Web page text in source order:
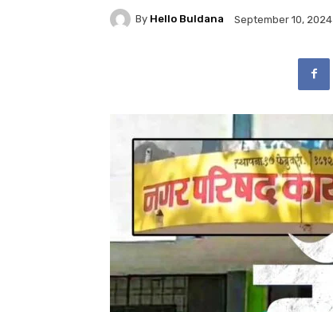
By Hello Buldana September 10, 2024